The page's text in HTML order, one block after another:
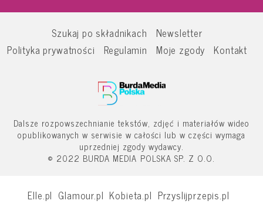
Szukaj po składnikach
Newsletter
Polityka prywatności
Regulamin Moje zgody Kontakt
Dalsze rozpowszechnianie tekstów, zdjęć i materiałów wideo
opublikowanych w serwisie w całości lub w części wymaga
uprzedniej zgody wydawcy.
© 2022 BURDA MEDIA POLSKA SP. Z O.O.
Elle.pl Glamour.pl Kobieta.pl Przyslijprzepis.pl